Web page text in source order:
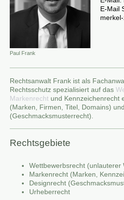
Paul Frank
E-Mail
Rechtsanwalt Frank ist als
Rechtsschutz spezialisiert auf das
Markenrecht und Kennzeichenrecht
(Marken, Firmen, Titel, Domains)
(Geschmacksmusterrecht).
Rechtsgebiete
Wettbewerbsrecht (unlauterer
Markenrecht (Marken,
Designrecht
Urheberrecht